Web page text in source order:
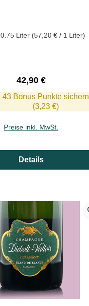
0.75 Liter (57,20 € / 1 Liter)
Regulärer Preis:
42,90 €
43 Bonus Punkte sichern
(3,23 €)
Preise inkl. MwSt.
Details